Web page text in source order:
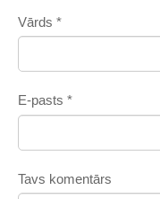
Vārds *
E-pasts *
Tavs komentārs